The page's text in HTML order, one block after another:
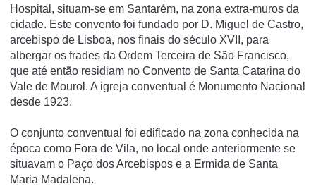
Hospital, situam-se em Santarém, na zona extra-muros da
cidade. Este convento foi fundado por D. Miguel de Castro,
arcebispo de Lisboa, nos finais do século XVII, para
albergar os frades da Ordem Terceira de São Francisco,
que até então residiam no Convento de Santa Catarina do
Vale de Mourol. A igreja conventual é Monumento Nacional
desde 1923.
O conjunto conventual foi edificado na zona conhecida na
época como Fora de Vila, no local onde anteriormente se
situavam o Paço dos Arcebispos e a Ermida de Santa
Maria Madalena.